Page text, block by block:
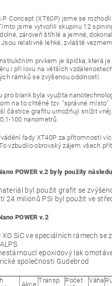
Concept (XT60P) jsme se
jsme vytvořili skupinu 12
zároveň štíhlé a jemné,
relativně lehké, zvláště
prvkem je špička, která
i při lovu na větších
rámků se zvýšenou odolností.
pro blank byla využita
na to chtěné tzv. "správné
částice grafitu umožňují snížit
100 nanometrů.
řady XT40P za přítomnosti
vzbudilo obrovský zájem všech
POWER v.2 byly použity
byl použit grafit se
24 milionů PSI byl použit ve
POWER v.2
SiC ve speciálních rámech se
epoxidový lak
společnosti Gudebrod
Akce
Transp.
Počet
Váha